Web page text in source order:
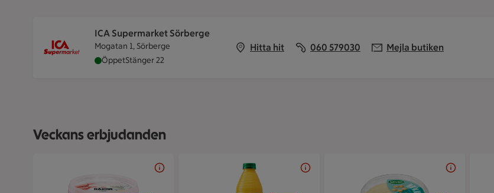
ICA Supermarket Sörberge
Mogatan 1, Sörberge
ICA Supermarket Sörberge är öppen nu, stänger klockan 22
ÖppetStänger 22
Hitta hit 060 579030 Mejla butiken
Veckans erbjudanden
Bildspel med 5 bilder.